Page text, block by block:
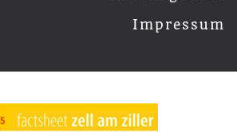
Impressum